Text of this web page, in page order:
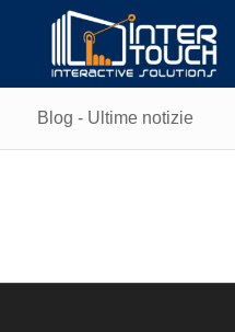
Blog - Ultime notizie